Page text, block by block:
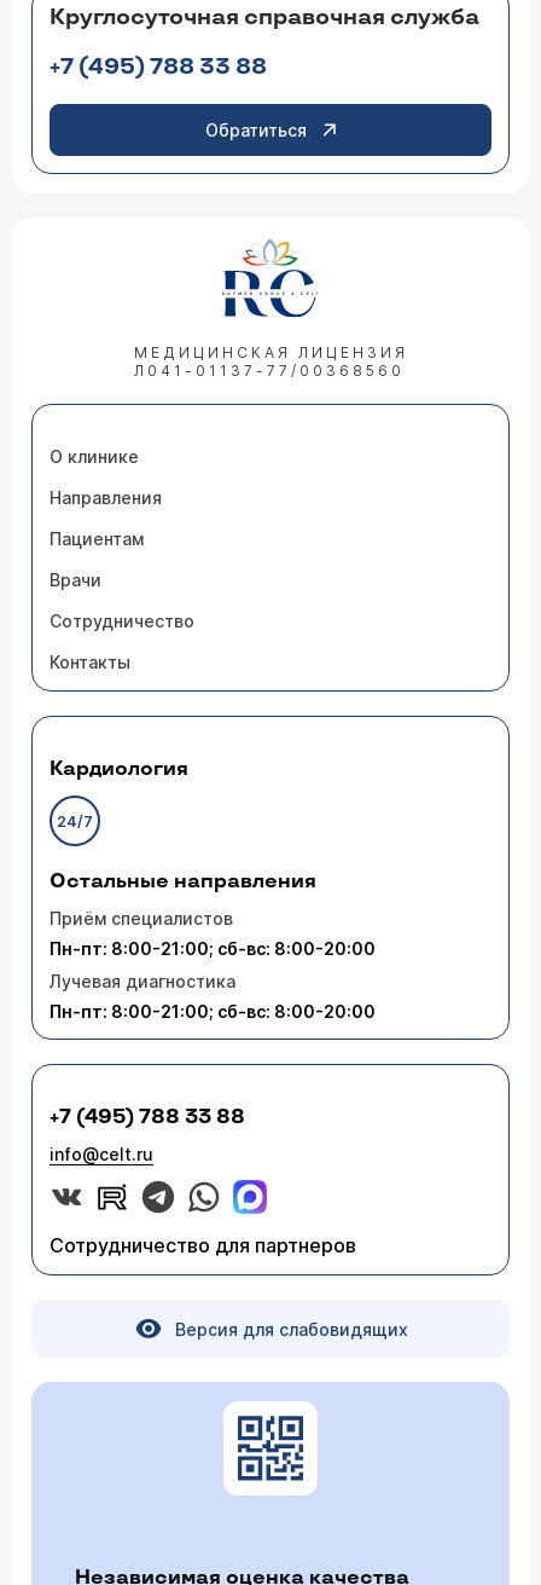
Круглосуточная справочная служба
+7 (495) 788 33 88
Обратиться
МЕДИЦИНСКАЯ ЛИЦЕНЗИЯ
Л041-01137-77/00368560
О клинике
Направления
Пациентам
Врачи
Сотрудничество
Контакты
Кардиология
24/7
Остальные направления
Приём специалистов
Пн-пт: 8:00-21:00; сб-вс: 8:00-20:00
Лучевая диагностика
Пн-пт: 8:00-21:00; сб-вс: 8:00-20:00
+7 (495) 788 33 88
info@celt.ru
Сотрудничество для партнеров
Версия для слабовидящих
Независимая оценка качества